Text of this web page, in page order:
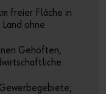
freier Fläche in
ohne
Gehöften,